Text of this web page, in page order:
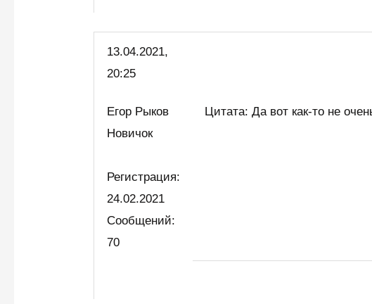
13.04.2021,
20:25
Егор Рыков
Новичок
Регистрация:
24.02.2021
Сообщений:
70
Цитата: Да вот как-то не